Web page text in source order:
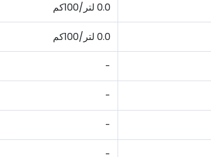
0.0 لتر/100كم
0.0 لتر/100كم
-
-
-